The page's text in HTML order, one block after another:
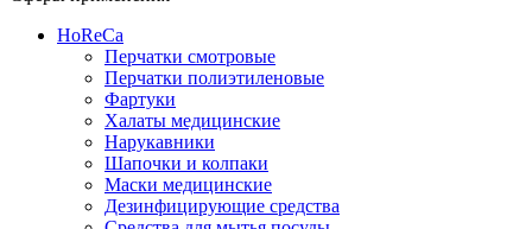
HoReCa
Перчатки смотровые
Перчатки полиэтиленовые
Фартуки
Халаты медицинские
Нарукавники
Шапочки и колпаки
Маски медицинские
Дезинфицирующие средства